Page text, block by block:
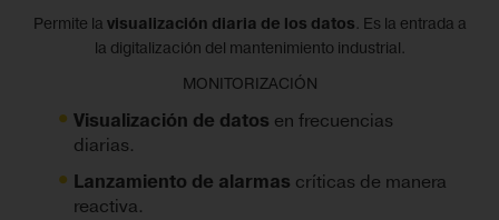
Permite la visualización diaria de los datos. Es la entrada a
la digitalización del mantenimiento industrial.
MONITORIZACIÓN
Visualización de datos en frecuencias
diarias.
Lanzamiento de alarmas críticas de manera
reactiva.